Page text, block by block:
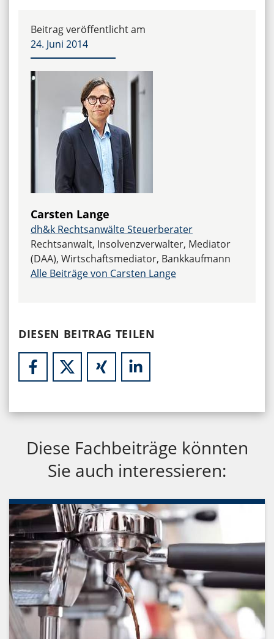
Beitrag veröffentlicht am
24. Juni 2014
Carsten Lange
dh&k Rechtsanwälte Steuerberater
Rechtsanwalt, Insolvenzverwalter, Mediator
(DAA), Wirtschaftsmediator, Bankkaufmann
Alle Beiträge von Carsten Lange
DIESEN BEITRAG TEILEN
Diese Fachbeiträge könnten
Sie auch interessieren: